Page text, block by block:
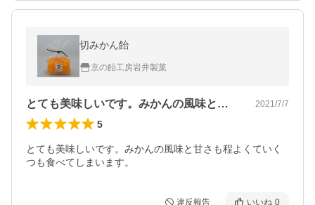
切みかん飴
京の飴工房岩井製菓
とても美味しいです。みかんの風味と甘さ… 2021/7/7
5
とても美味しいです。みかんの風味と甘さも程よくていく
つも食べてしまいます。
違反報告 いいね 0